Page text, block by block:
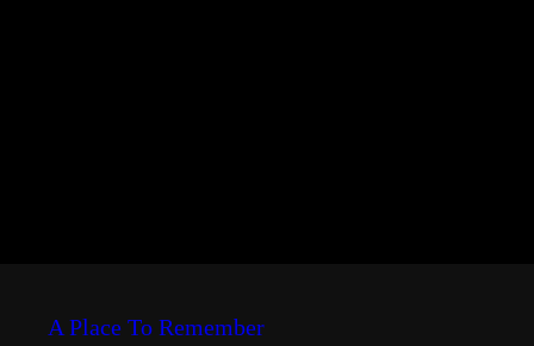
A Place To Remember